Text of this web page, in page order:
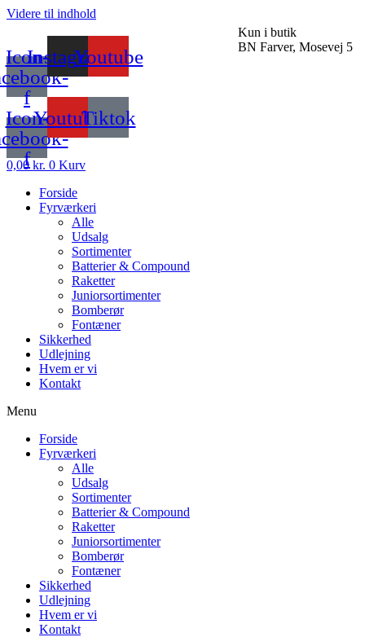
Videre til indhold
Icon-
f
InstagramYoutube
Icon-
f
YoutubeTiktok
0,00kr. 0 Kurv
Forside
Fyrværkeri
Alle
Udsalg
Sortimenter
Batterier & Compound
Raketter
Juniorsortimenter
Bomberør
Fontæner
Sikkerhed
Udlejning
Hvem er vi
Kontakt
Menu
Forside
Fyrværkeri
Alle
Udsalg
Sortimenter
Batterier & Compound
Raketter
Juniorsortimenter
Bomberør
Fontæner
Sikkerhed
Udlejning
Hvem er vi
Kontakt
Kun i butik
BN Farver, Mosevej 5